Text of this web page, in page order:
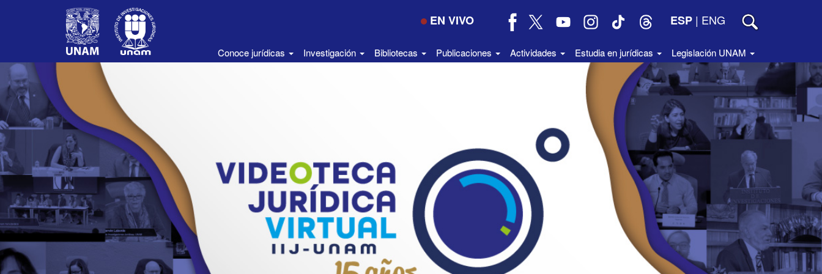
EN VIVO ESP | ENG
Conoce jurídicas Investigación Bibliotecas Publicaciones Actividades Estudia en jurídicas Legislación UNAM